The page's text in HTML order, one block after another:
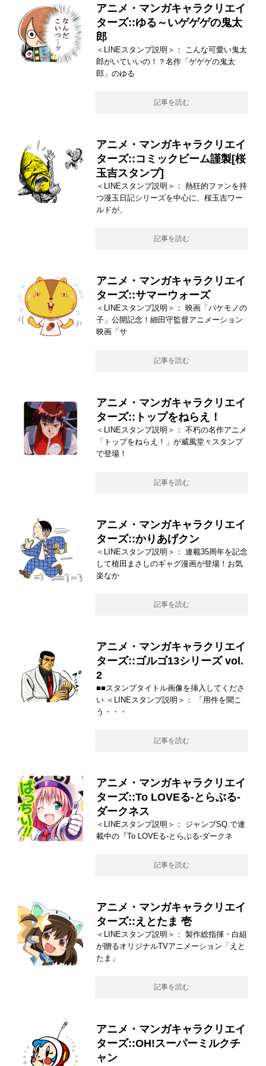
アニメ・マンガキャラクリエイ
ターズ::ゆる～いゲゲゲの鬼太
郎
＜LINEスタンプ説明＞： こんな可愛い鬼太
郎がいていいの！？名作「ゲゲゲの鬼太
郎」のゆる
記事を読む
アニメ・マンガキャラクリエイ
ターズ::コミックビーム謹製[桜
玉吉スタンプ]
＜LINEスタンプ説明＞： 熱狂的ファンを持
つ漫玉日記シリーズを中心に、桜玉吉ワー
ルドが、
記事を読む
アニメ・マンガキャラクリエイ
ターズ::サマーウォーズ
＜LINEスタンプ説明＞： 映画「バケモノの
子」公開記念！細田守監督アニメーション
映画「サ
記事を読む
アニメ・マンガキャラクリエイ
ターズ::トップをねらえ！
＜LINEスタンプ説明＞： 不朽の名作アニメ
「トップをねらえ！」が威風堂々スタンプ
で登場！
記事を読む
アニメ・マンガキャラクリエイ
ターズ::かりあげクン
＜LINEスタンプ説明＞： 連載35周年を記念
して植田まさしのギャグ漫画が登場！お気
楽なか
記事を読む
アニメ・マンガキャラクリエイ
ターズ::ゴルゴ13シリーズ vol.
2
■■スタンプタイトル画像を挿入してくださ
い ＜LINEスタンプ説明＞： 「用件を聞こ
う・・・
記事を読む
アニメ・マンガキャラクリエイ
ターズ::To LOVEる-とらぶる-
ダークネス
＜LINEスタンプ説明＞： ジャンプSQ.で連
載中の『To LOVEる-とらぶる-ダークネ
記事を読む
アニメ・マンガキャラクリエイ
ターズ::えとたま 壱
＜LINEスタンプ説明＞： 製作総指揮・白組
が贈るオリジナルTVアニメーション「えと
たま」
記事を読む
アニメ・マンガキャラクリエイ
ターズ::OH!スーパーミルクチ
ャン